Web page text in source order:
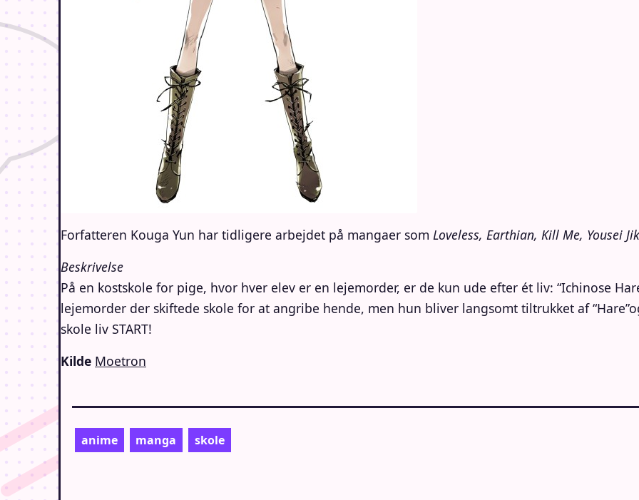
Forfatteren Kouga Yun har tidligere arbejdet på mangaer som Loveless, Earthian, Kill Me, Yousei
Beskrivelse
På en kostskole for pige, hvor hver elev er en lejemorder, er de kun ude efter ét liv: “Ichinose
lejemorder der skiftede skole for at angribe hende, men hun bliver langsomt tiltrukket af
skole liv START!
Kilde Moetron
anime manga skole